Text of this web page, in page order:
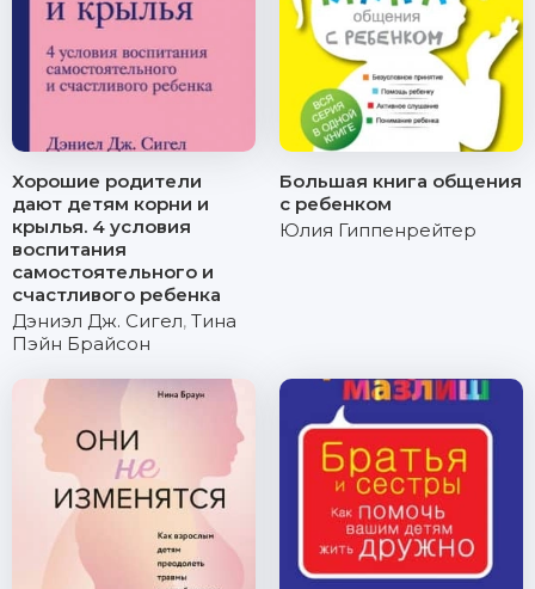
Хорошие родители
дают детям корни и
крылья. 4 условия
воспитания
самостоятельного и
счастливого ребенка
Дэниэл Дж. Сигел, Тина
Пэйн Брайсон
Большая книга общения
с ребенком
Юлия Гиппенрейтер